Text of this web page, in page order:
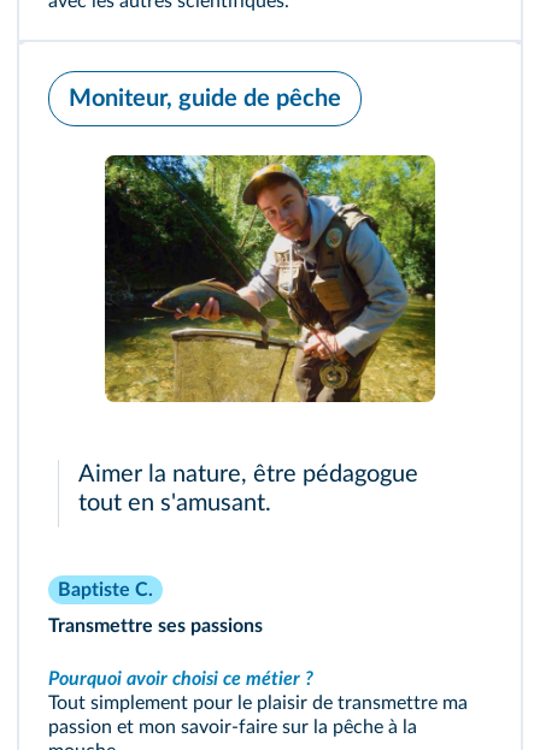
Moniteur, guide de pêche
Aimer la nature, être pédagogue
tout en s'amusant.
Baptiste C.
Transmettre ses passions
Pourquoi avoir choisi ce métier ?
Tout simplement pour le plaisir de transmettre ma
passion et mon savoir-faire sur la pêche à la